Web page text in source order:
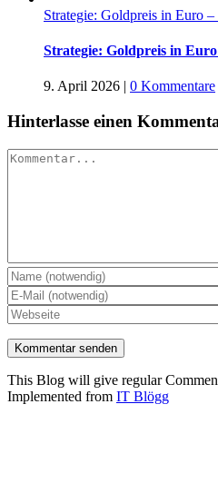
Strategie: Goldpreis in Euro
Strategie: Goldpreis in
9. April 2026 | 0 Kommentare
Hinterlasse einen
Kommentar
This Blog will give regular
Implemented from IT Blögg